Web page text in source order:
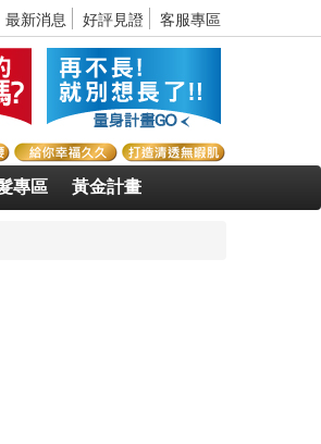
最新消息 好評見證 客服專區
專區 黃金計畫